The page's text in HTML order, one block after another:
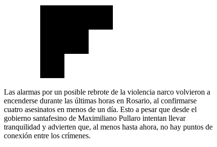
Las alarmas por un posible rebrote de la violencia narco volvieron a
encenderse durante las últimas horas en Rosario, al confirmarse
cuatro asesinatos en menos de un día. Esto a pesar que desde el
gobierno santafesino de Maximiliano Pullaro intentan llevar
tranquilidad y advierten que, al menos hasta ahora, no hay puntos de
conexión entre los crímenes.